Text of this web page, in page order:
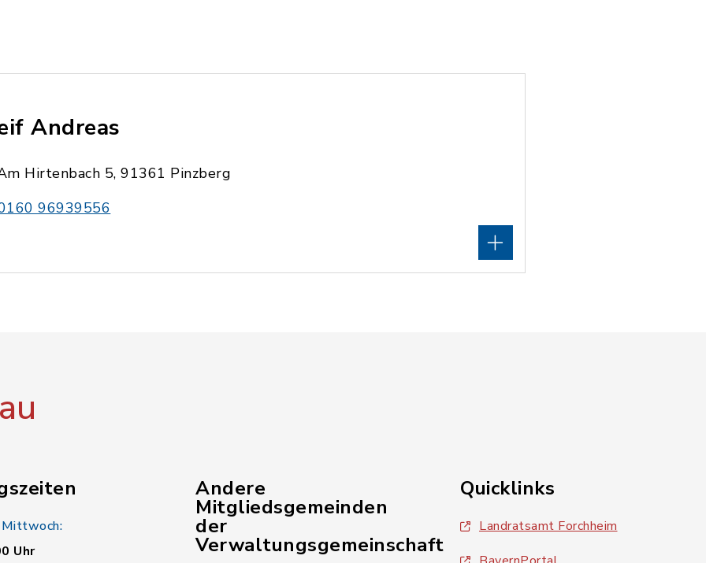
Andreas
Hirtenbach 5, 91361 Pinzberg
96939556
Uhr
Andere
Mitgliedsgemeinden
der
Verwaltungsgemeinschaft
Quicklinks
Landratsamt Forchheim